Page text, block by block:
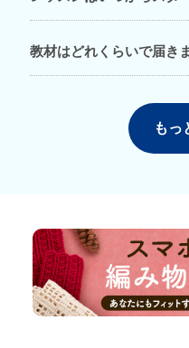
で、初心者の方にもおす
どを確認します。動画と
スンを受けることができ
受講のお申込みが済み、
なお、受講期間は下記の
刺しゅう通信講座
編み物通信講座
入門科・・・6ヶ月
講師科・・・8ヶ月
この期間内は通信講座専
教材はどれくらいで届き
発送します。（ゴールデ
始休業には発送しません）
もっ